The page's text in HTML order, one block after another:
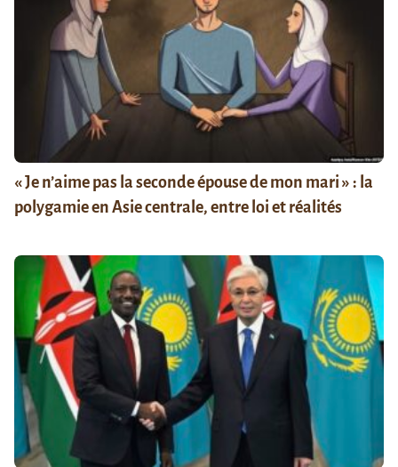
« Je n’aime pas la seconde épouse de mon mari » : la
polygamie en Asie centrale, entre loi et réalités